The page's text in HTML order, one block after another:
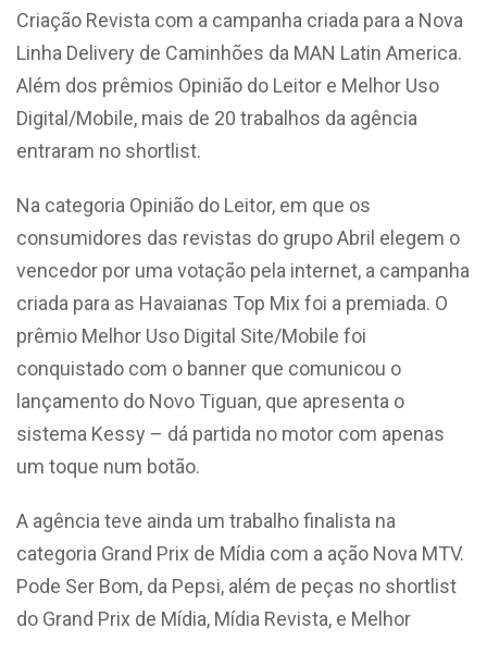
Criação Revista com a campanha criada para a Nova
Linha Delivery de Caminhões da MAN Latin America.
Além dos prêmios Opinião do Leitor e Melhor Uso
Digital/Mobile, mais de 20 trabalhos da agência
entraram no shortlist.
Na categoria Opinião do Leitor, em que os
consumidores das revistas do grupo Abril elegem o
vencedor por uma votação pela internet, a campanha
criada para as Havaianas Top Mix foi a premiada. O
prêmio Melhor Uso Digital Site/Mobile foi
conquistado com o banner que comunicou o
lançamento do Novo Tiguan, que apresenta o
sistema Kessy – dá partida no motor com apenas
um toque num botão.
A agência teve ainda um trabalho finalista na
categoria Grand Prix de Mídia com a ação Nova MTV.
Pode Ser Bom, da Pepsi, além de peças no shortlist
do Grand Prix de Mídia, Mídia Revista, e Melhor